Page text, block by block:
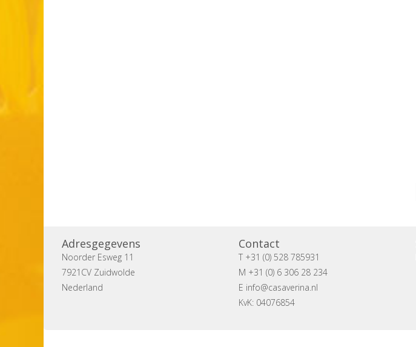
Adresgegevens
Noorder Esweg 11
7921CV Zuidwolde
Nederland
Contact
T +31 (0) 528 785931
M +31 (0) 6 306 28 234
E info@casaverina.nl
KvK: 04076854